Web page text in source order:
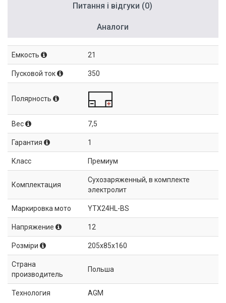
Питання і відгуки (0)
Аналоги
Емкость 21
Пусковой ток 350
Полярность
Вес 7,5
Гарантия 1
Класс Премиум
Комплектация
Сухозаряженный, в комплекте
электролит
Маркировка мото YTX24HL-BS
Напряжение 12
Розміри 205x85x160
Страна
производитель
Польша
Технология AGM